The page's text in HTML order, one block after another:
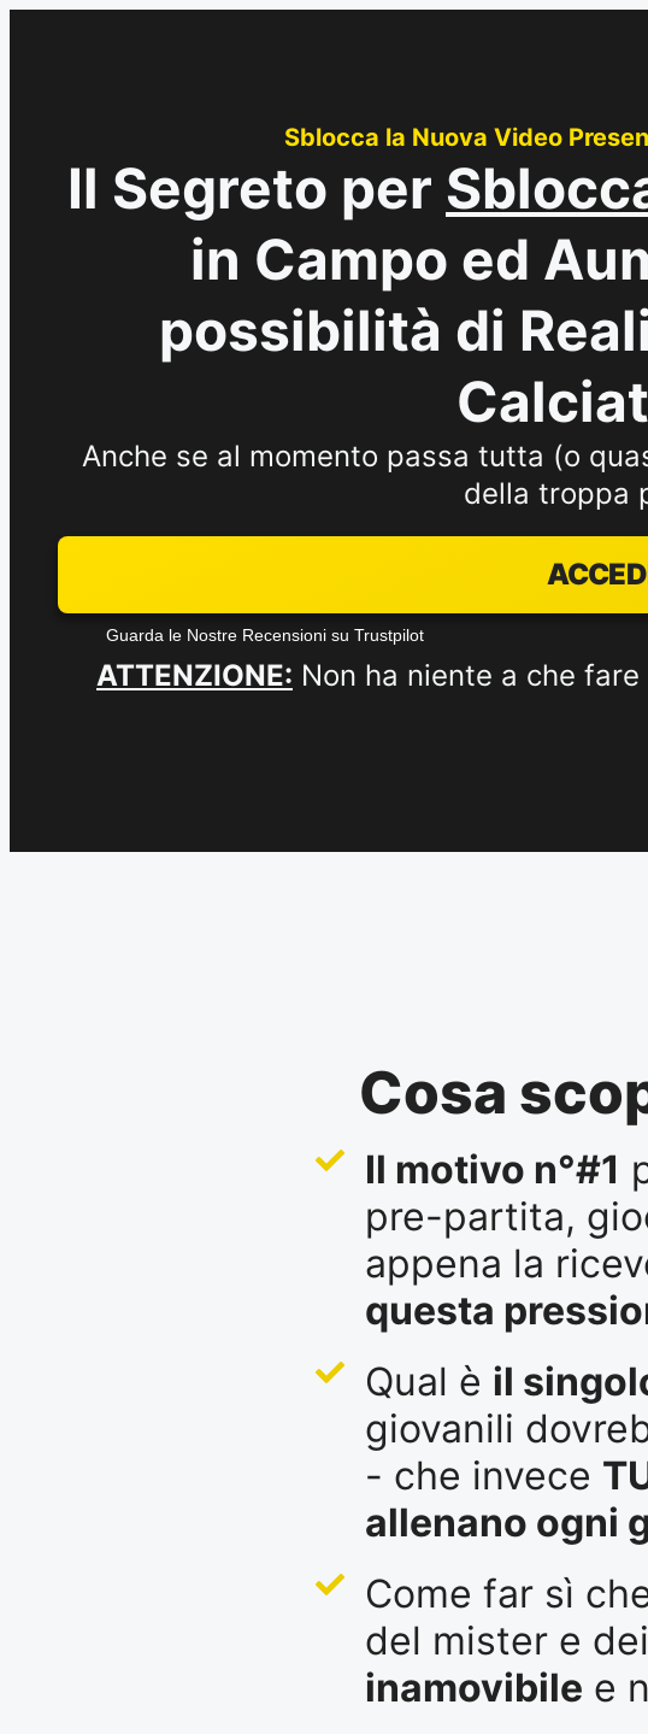
Sblocca la Nuova Video
Il Segreto per
in Campo ed
possibilità di
Anche se al momento passa tutta (o
della troppa
Guarda le Nostre Recensioni su Trustpilot
ATTENZIONE: Non ha niente a che
Cosa
Il motivo n°#1
pre-partita,
appena la
questa
Qual è il
giovanili
- che invece
allenano ogni
Come far sì
del mister e
inamovibile e